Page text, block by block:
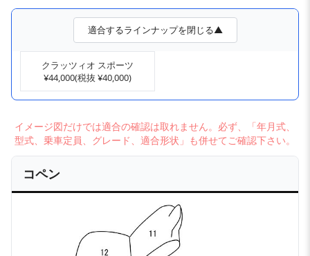
適合するラインナップを閉じる▲
クラッツィオ スポーツ
¥44,000(税抜 ¥40,000)
イメージ図だけでは適合の確認は取れません。必ず、「年月式、
型式、乗車定員、グレード、適合形状」も併せてご確認下さい。
コペン